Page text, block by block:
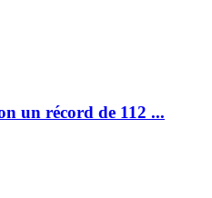
un récord de 112 ...